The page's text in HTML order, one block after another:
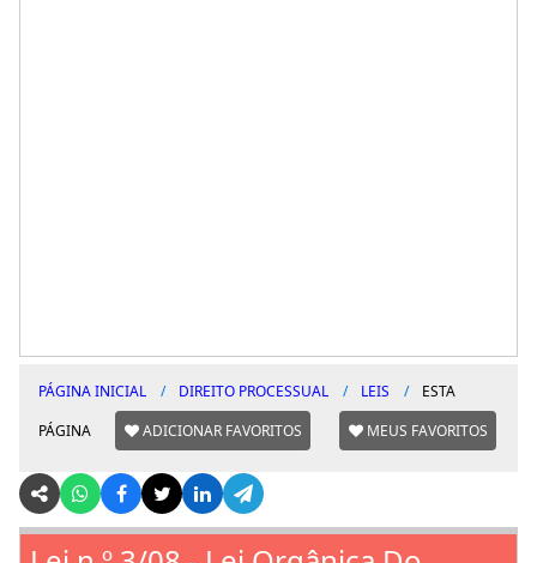
PÁGINA INICIAL DIREITO PROCESSUAL LEIS
ESTA
PÁGINA
ADICIONAR FAVORITOS MEUS FAVORITOS